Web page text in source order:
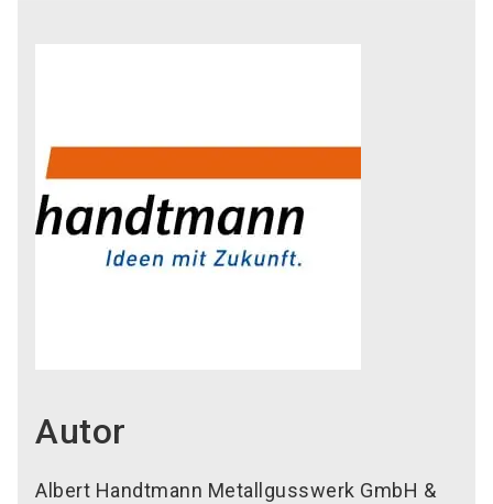
Autor
Albert Handtmann Metallgusswerk GmbH &